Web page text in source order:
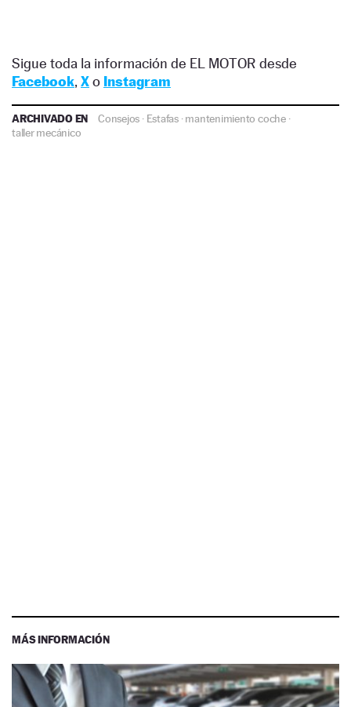
Sigue toda la información de EL MOTOR desde
Facebook, Xo Instagram
ARCHIVADO EN Consejos · Estafas·mantenimiento coche·
taller mecánico
MÁS INFORMACIÓN